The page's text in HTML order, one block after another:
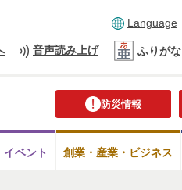
Language
音声読み上げ ふりがな
防災情報
イベント 創業・産業・ビジネス